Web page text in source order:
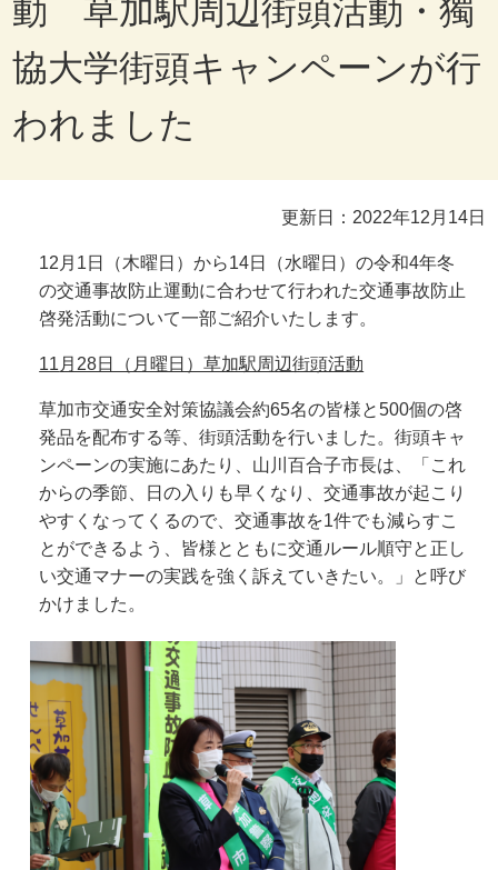
動 草加駅周辺街頭活動・獨
協大学街頭キャンペーンが行
われました
更新日：2022年12月14日
12月1日（木曜日）から14日（水曜日）の令和4年冬
の交通事故防止運動に合わせて行われた交通事故防止
啓発活動について一部ご紹介いたします。
11月28日（月曜日）草加駅周辺街頭活動
草加市交通安全対策協議会約65名の皆様と500個の啓
発品を配布する等、街頭活動を行いました。街頭キャ
ンペーンの実施にあたり、山川百合子市長は、「これ
からの季節、日の入りも早くなり、交通事故が起こり
やすくなってくるので、交通事故を1件でも減らすこ
とができるよう、皆様とともに交通ルール順守と正し
い交通マナーの実践を強く訴えていきたい。」と呼び
かけました。